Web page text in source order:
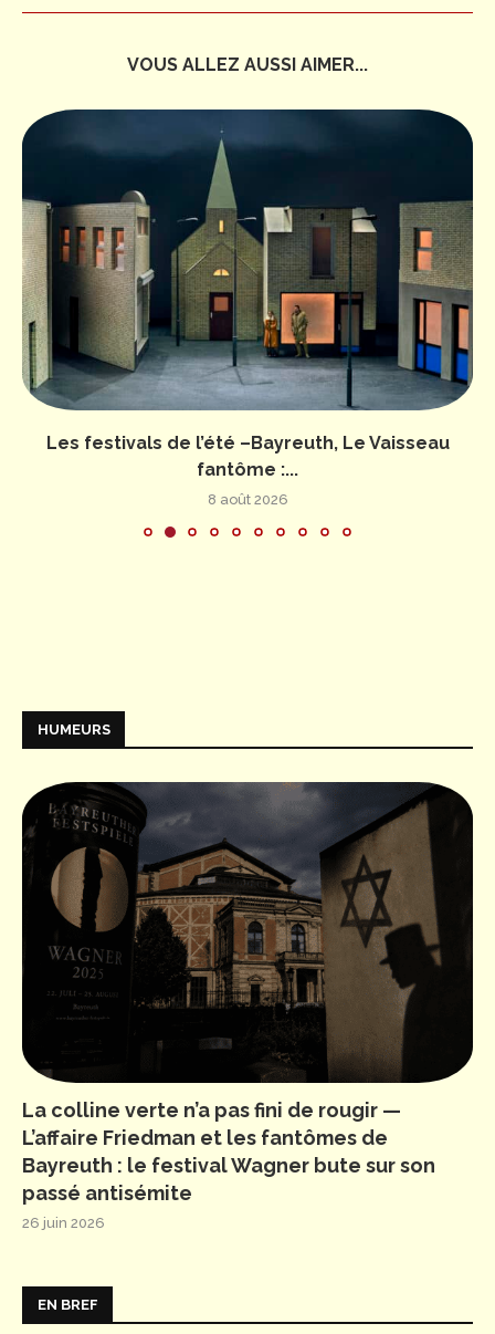
VOUS ALLEZ AUSSI AIMER...
Les festivals de l’été –Bayreuth, Le Vaisseau
fantôme :...
8 août 2026
HUMEURS
La colline verte n’a pas fini de rougir —
L’affaire Friedman et les fantômes de
Bayreuth : le festival Wagner bute sur son
passé antisémite
26 juin 2026
EN BREF